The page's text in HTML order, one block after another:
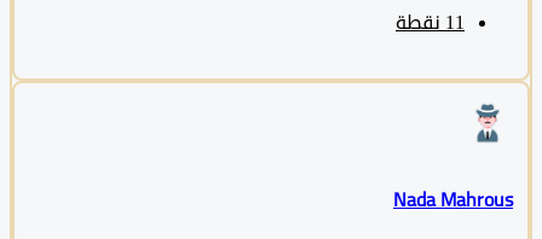
نقطة
Nada